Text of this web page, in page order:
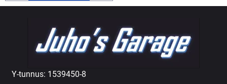
Y-tunnus: 1539450-8